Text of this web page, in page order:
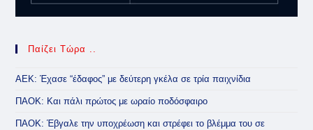
Παίζει Τώρα ..
ΑΕΚ: Έχασε “έδαφος” με δεύτερη γκέλα σε τρία παιχνίδια
ΠΑΟΚ: Και πάλι πρώτος με ωραίο ποδόσφαιρο
ΠΑΟΚ: Έβγαλε την υποχρέωση και στρέφει το βλέμμα του σε